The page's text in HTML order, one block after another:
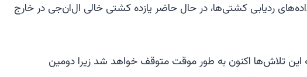
ردیابی کشتی‌ها، در حال حاضر یازده کشتی خالی ال‌ان‌جی در خارج
این تلاش‌ها اکنون به طور موقت متوقف خواهد شد زیرا دومین